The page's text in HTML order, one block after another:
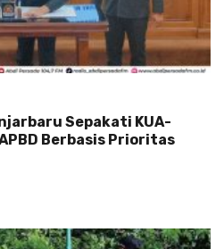
Sepakati KUA-
Berbasis Prioritas